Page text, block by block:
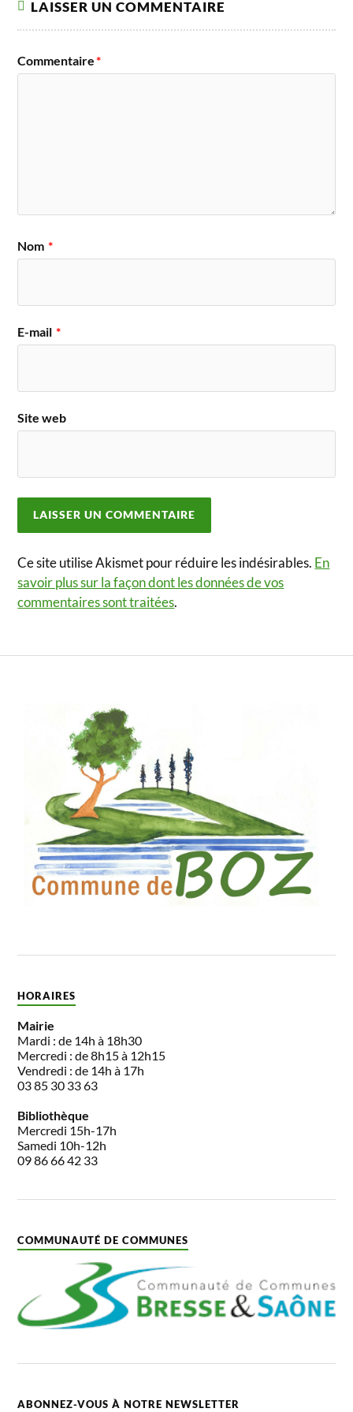
LAISSER UN COMMENTAIRE
Commentaire*
Nom *
E-mail *
Site web
Ce site utilise Akismet pour réduire les indésirables. En
savoir plus sur la façon dont les données de vos
commentaires sont traitées.
HORAIRES
Mairie
Mardi : de 14h à 18h30
Mercredi : de 8h15 à 12h15
Vendredi : de 14h à 17h
03 85 30 33 63
Bibliothèque
Mercredi 15h-17h
Samedi 10h-12h
09 86 66 42 33
COMMUNAUTÉ DE COMMUNES
ABONNEZ-VOUS À NOTRE NEWSLETTER